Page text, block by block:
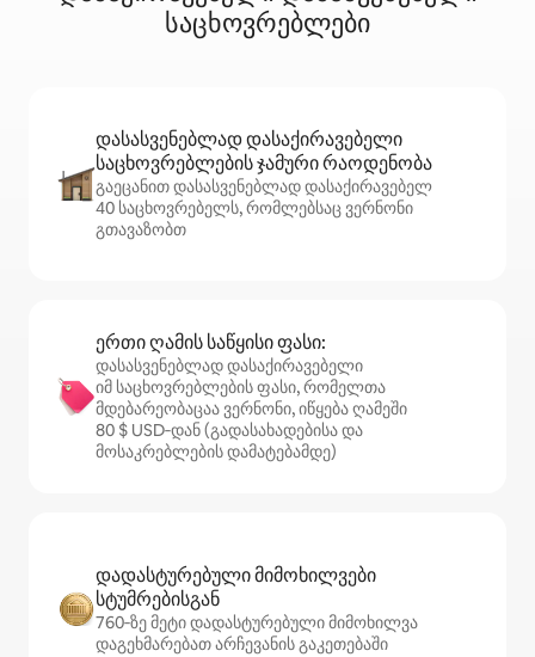
საცხოვრებლები
დასასვენებლად დასაქირავებელი
საცხოვრებლების ჯამური რაოდენობა
გაეცანით დასასვენებლად დასაქირავებელ
40 საცხოვრებელს, რომლებსაც ვერნონი
გთავაზობთ
ერთი ღამის საწყისი ფასი:
დასასვენებლად დასაქირავებელი
იმ საცხოვრებლების ფასი, რომელთა
მდებარეობაცაა ვერნონი, იწყება ღამეში
80 $ USD‑დან (გადასახადებისა და
მოსაკრებლების დამატებამდე)
დადასტურებული მიმოხილვები
სტუმრებისგან
760‑ზე მეტი დადასტურებული მიმოხილვა
დაგეხმარებათ არჩევანის გაკეთებაში